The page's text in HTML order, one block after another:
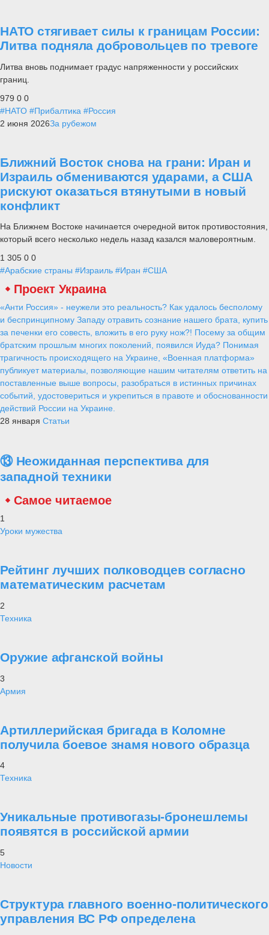
НАТО стягивает силы к границам России:
Литва подняла добровольцев по тревоге
Литва вновь поднимает градус напряженности у российских
границ.
979 0 0
#НАТО #Прибалтика #Россия
2 июня 2026За рубежом
Ближний Восток снова на грани: Иран и
Израиль обмениваются ударами, а США
рискуют оказаться втянутыми в новый
конфликт
На Ближнем Востоке начинается очередной виток противостояния,
который всего несколько недель назад казался маловероятным.
1 305 0 0
#Арабские страны #Израиль #Иран #США
Проект Украина
«Анти Россия» - неужели это реальность? Как удалось бесполому
и беспринципному Западу отравить сознание нашего брата, купить
за печенки его совесть, вложить в его руку нож?! Посему за общим
братским прошлым многих поколений, появился Иуда? Понимая
трагичность происходящего на Украине, «Военная платформа»
публикует материалы, позволяющие нашим читателям ответить на
поставленные выше вопросы, разобраться в истинных причинах
событий, удостовериться и укрепиться в правоте и обоснованности
действий России на Украине.
28 января Статьи
⑬ Неожиданная перспектива для
западной техники
Самое читаемое
1
Уроки мужества
Рейтинг лучших полководцев согласно
математическим расчетам
2
Техника
Оружие афганской войны
3
Армия
Артиллерийская бригада в Коломне
получила боевое знамя нового образца
4
Техника
Уникальные противогазы-бронешлемы
появятся в российской армии
5
Новости
Структура главного военно-политического
управления ВС РФ определена